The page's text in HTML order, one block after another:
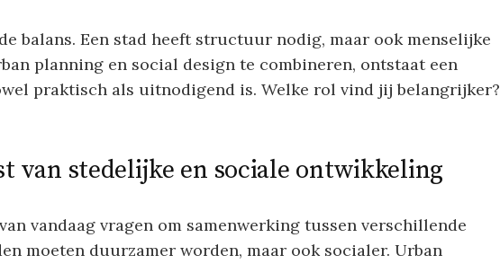
balans. Een stad heeft structuur nodig, maar ook menselijke
planning en social design te combineren, ontstaat een
praktisch als uitnodigend is. Welke rol vind jij belangrijker?
van stedelijke en sociale ontwikkeling
vandaag vragen om samenwerking tussen verschillende
moeten duurzamer worden, maar ook socialer. Urban